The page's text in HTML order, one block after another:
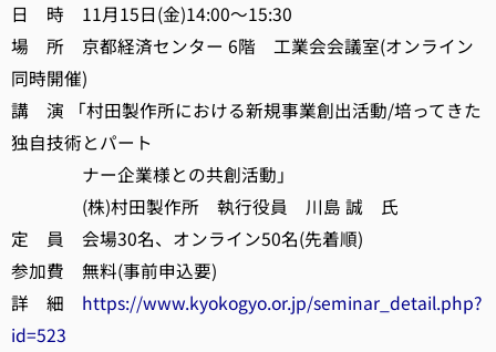
日 時 11月15日(金)14:00～15:30
場 所 京都経済センター 6階 工業会会議室(オンライン
同時開催)
講 演 「村田製作所における新規事業創出活動/培ってきた
独自技術とパート
ナー企業様との共創活動」
(株)村田製作所 執行役員 川島 誠 氏
定 員 会場30名、オンライン50名(先着順)
参加費 無料(事前申込要)
詳 細 https://www.kyokogyo.or.jp/seminar_detail.php?
id=523